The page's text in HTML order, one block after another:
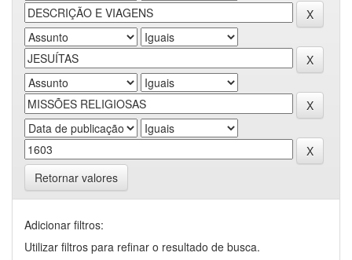
Retornar valores
Adicionar filtros:
Utilizar filtros para refinar o resultado de busca.